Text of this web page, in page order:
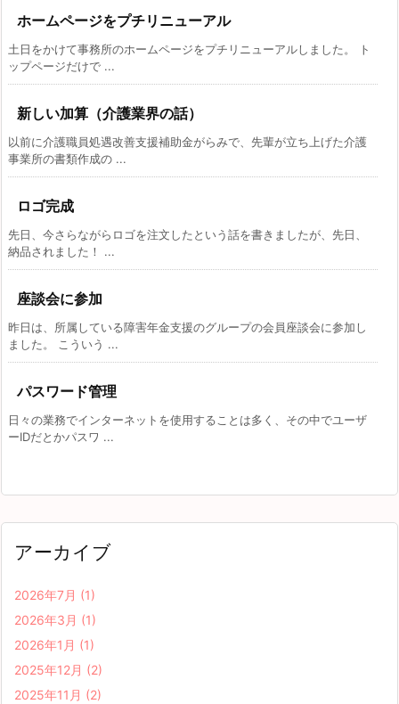
ホームページをプチリニューアル
土日をかけて事務所のホームページをプチリニューアルしました。 ト
ップページだけで ...
新しい加算（介護業界の話）
以前に介護職員処遇改善支援補助金がらみで、先輩が立ち上げた介護
事業所の書類作成の ...
ロゴ完成
先日、今さらながらロゴを注文したという話を書きましたが、先日、
納品されました！ ...
座談会に参加
昨日は、所属している障害年金支援のグループの会員座談会に参加し
ました。 こういう ...
パスワード管理
日々の業務でインターネットを使用することは多く、その中でユーザ
ーIDだとかパスワ ...
アーカイブ
2026年7月 (1)
2026年3月 (1)
2026年1月 (1)
2025年12月 (2)
2025年11月 (2)